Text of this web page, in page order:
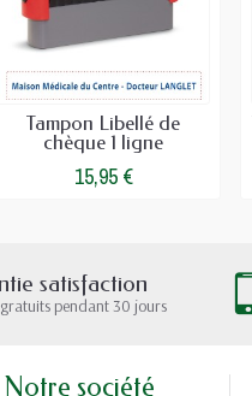
Tampon Libellé de
chèque 1 ligne
15,95 €
satisfaction
pendant 30 jours
Notre société